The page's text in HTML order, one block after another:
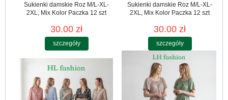
Sukienki damskie Roz M/L-XL-
2XL, Mix Kolor Paczka 12 szt
30.00 zł
szczegóły
Sukienki damskie Roz M/L-XL-
2XL, Mix Kolor Paczka 12 szt
30.00 zł
szczegóły